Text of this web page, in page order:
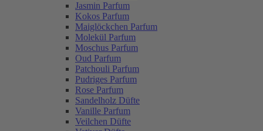
Jasmin Parfum
Kokos Parfum
Maiglöckchen Parfum
Molekül Parfum
Moschus Parfum
Oud Parfum
Patchouli Parfum
Pudriges Parfum
Rose Parfum
Sandelholz Düfte
Vanille Parfum
Veilchen Düfte